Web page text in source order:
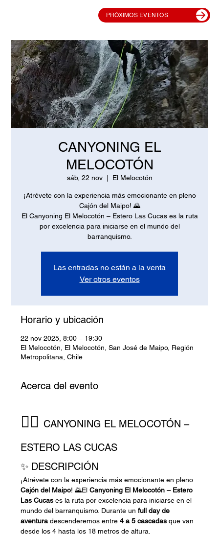
PRÓXIMOS EVENTOS
CANYONING EL
MELOCOTÓN
sáb, 22 nov
  |
El Melocotón
¡Atrévete con la experiencia más emocionante en pleno
Cajón del Maipo! 🌄
El Canyoning El Melocotón – Estero Las Cucas es la ruta
por excelencia para iniciarse en el mundo del
barranquismo.
Las entradas no están a la venta
Ver otros eventos
Horario y ubicación
22 nov 2025, 8:00 – 19:30
El Melocotón, El Melocotón, San José de Maipo, Región
Metropolitana, Chile
Acerca del evento
🧗‍♂️ CANYONING EL MELOCOTÓN –
ESTERO LAS CUCAS
✨ DESCRIPCIÓN
¡Atrévete con la experiencia más emocionante en pleno
Cajón del Maipo! 🌄El Canyoning El Melocotón – Estero
Las Cucas es la ruta por excelencia para iniciarse en el
mundo del barranquismo. Durante un full day de
aventura descenderemos entre 4 a 5 cascadas que van
desde los 4 hasta los 18 metros de altura.